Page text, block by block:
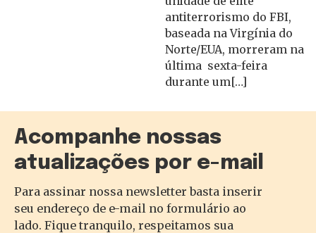
antiterrorismo do FBI,
baseada na Virgínia do
Norte/EUA, morreram na
última sexta-feira
durante um[…]
Acompanhe nossas
atualizações por e-mail
Para assinar nossa newsletter basta inserir
seu endereço de e-mail no formulário ao
lado. Fique tranquilo, respeitamos sua